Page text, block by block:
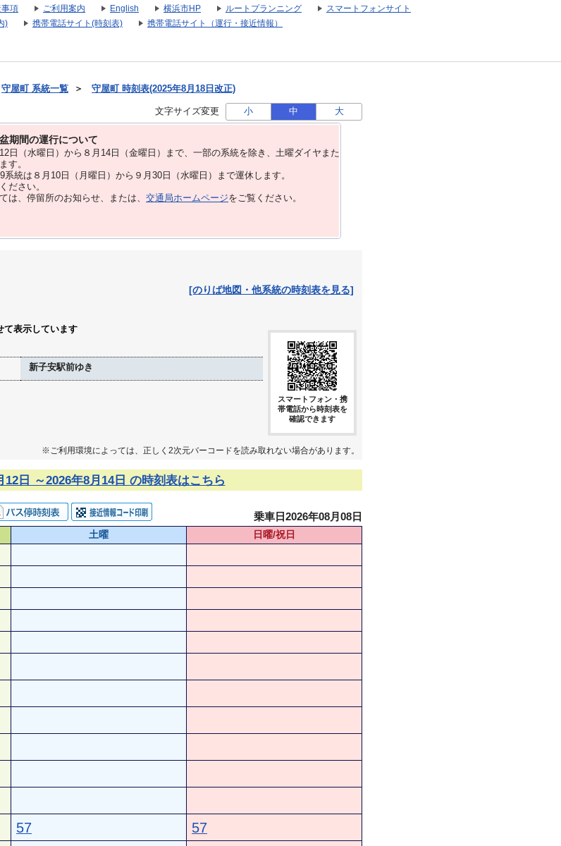
項 ご利用案内 English 横浜市HP ルートプランニング
スマートフォンサイト
)
携帯電話サイト(時刻表) 携帯電話サイト（運行・接近情報）
守屋町 系統一覧 ＞ 守屋町 時刻表(2025年8月18日改正)
文字サイズ変更 小 中 大
期間の運行について
⽇（水曜日）から８⽉14⽇（金曜日）まで、⼀部の系統を除き、⼟曜ダイヤまた
す。
統は８月10日（月曜日）から９月30日（水曜日）まで運休します。
ださい。
は、停留所のお知らせ、または、 交通局ホームページをご覧ください。
[のりば地図・他系統の時刻表を見る]
て表示しています
新子安駅前ゆき
スマートフォン・携
帯電話から時刻表を
確認できます
※ご利用環境によっては、正しく2次元バーコードを読み取れない場合があります。
12日 ～2026年8月14日 の時刻表はこちら
乗車日2026年08月08日
土曜
日曜/祝日
57 57